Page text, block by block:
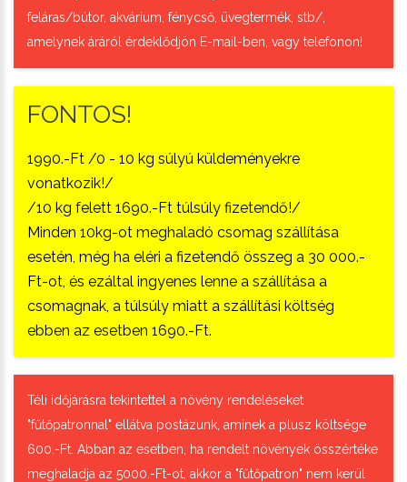
feláras/bútor, akvárium, fénycső, üvegtermék, stb/,
amelynek áráról érdeklődjön E-mail-ben, vagy telefonon!
FONTOS!
1990.-Ft /0 - 10 kg súlyú küldeményekre
vonatkozik!/
/10 kg felett 1690.-Ft túlsúly fizetendő!/
Minden 10kg-ot meghaladó csomag szállítása
esetén, még ha eléri a fizetendő összeg a 30 000.-
Ft-ot, és ezáltal ingyenes lenne a szállítása a
csomagnak, a túlsúly miatt a szállítási költség
ebben az esetben 1690.-Ft.
Téli időjárásra tekintettel a növény rendeléseket
"fűtőpatronnal" ellátva postázunk, aminek a plusz költsége
600.-Ft. Abban az esetben, ha rendelt növények összértéke
meghaladja az 5000.-Ft-ot, akkor a "fűtőpatron" nem kerül